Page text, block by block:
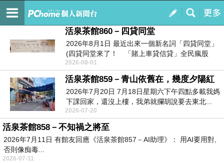
我的
訂閱
活泉茶館
活泉茶館860－四貸同堂
2026年8月1日 最近出來一個新名詞「四貸同堂」
(四貸同堂來了！ 「賭上車貸信貸」全民瘋股
藏...
2026-08-01
活泉茶館859－青山依舊在，幾度夕陽紅
2026年7月20日 7月18日星期六下午四點多載我媽
下課回家，還沒上樓，我弟就攔胡說要去東北...
2026-07-20
活泉茶館858－不知禍之將至
2026年7月11日 有館友回應《活泉茶館857－AI助理》： 用AI要用對,
否則像痴毒...
2026-07-11